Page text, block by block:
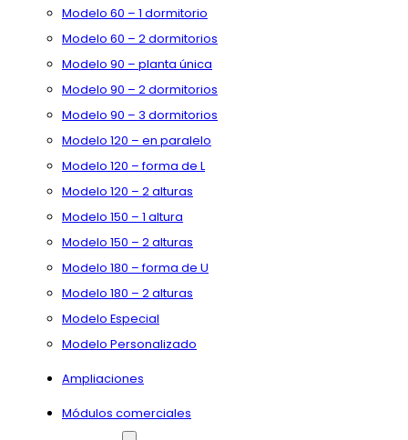
Modelo 60 – 1 dormitorio
Modelo 60 – 2 dormitorios
Modelo 90 – planta única
Modelo 90 – 2 dormitorios
Modelo 90 – 3 dormitorios
Modelo 120 – en paralelo
Modelo 120 – forma de L
Modelo 120 – 2 alturas
Modelo 150 – 1 altura
Modelo 150 – 2 alturas
Modelo 180 – forma de U
Modelo 180 – 2 alturas
Modelo Especial
Modelo Personalizado
Ampliaciones
Módulos comerciales